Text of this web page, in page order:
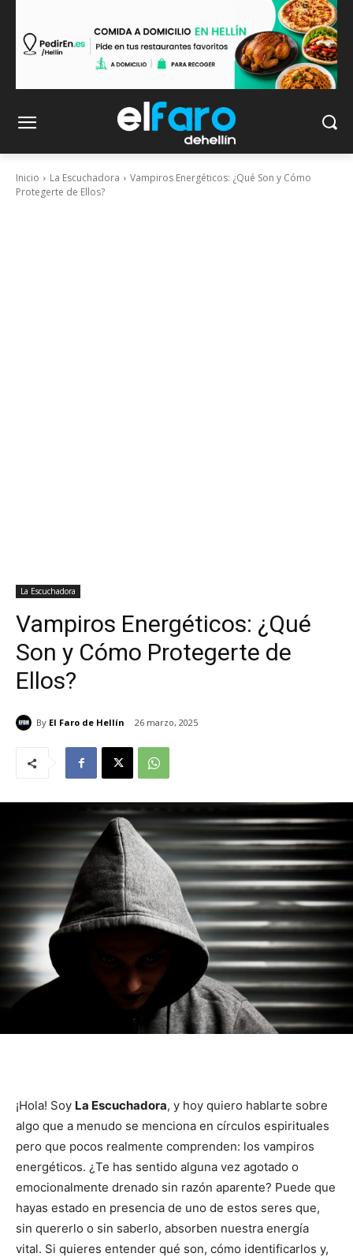
Inicio La Escuchadora
Vampiros Energéticos: ¿Qué Son y Cómo
Protegerte de Ellos?
La Escuchadora
Vampiros Energéticos: ¿Qué
Son y Cómo Protegerte de
Ellos?
By El Faro de Hellín 26 marzo, 2025
¡Hola! Soy La Escuchadora, y hoy quiero hablarte sobre
algo que a menudo se menciona en círculos espirituales
pero que pocos realmente comprenden: los vampiros
energéticos. ¿Te has sentido alguna vez agotado o
emocionalmente drenado sin razón aparente? Puede que
hayas estado en presencia de uno de estos seres que,
sin quererlo o sin saberlo, absorben nuestra energía
vital. Si quieres entender qué son, cómo identificarlos y,